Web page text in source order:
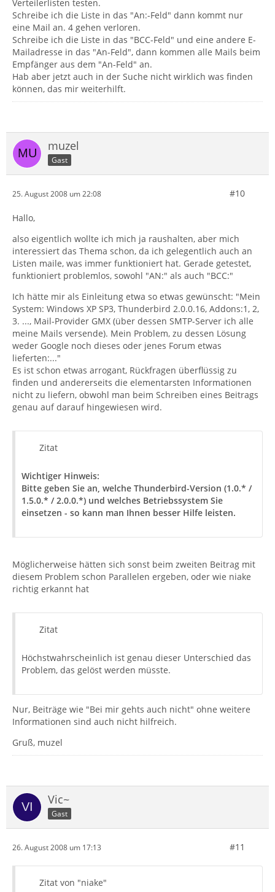
Verteilerlisten testen.
Schreibe ich die Liste in das "An:-Feld" dann kommt nur
eine Mail an. 4 gehen verloren.
Schreibe ich die Liste in das "BCC-Feld" und eine andere E-
Mailadresse in das "An-Feld", dann kommen alle Mails beim
Empfänger aus dem "An-Feld" an.
Hab aber jetzt auch in der Suche nicht wirklich was finden
können, das mir weiterhilft.
muzel
Gast
25. August 2008 um 22:08 #10
Hallo,
also eigentlich wollte ich mich ja raushalten, aber mich
interessiert das Thema schon, da ich gelegentlich auch an
Listen maile, was immer funktioniert hat. Gerade getestet,
funktioniert problemlos, sowohl "AN:" als auch "BCC:"
Ich hätte mir als Einleitung etwa so etwas gewünscht: "Mein
System: Windows XP SP3, Thunderbird 2.0.0.16, Addons:1, 2,
3. ..., Mail-Provider GMX (über dessen SMTP-Server ich alle
meine Mails versende). Mein Problem, zu dessen Lösung
weder Google noch dieses oder jenes Forum etwas
lieferten:..."
Es ist schon etwas arrogant, Rückfragen überflüssig zu
finden und andererseits die elementarsten Informationen
nicht zu liefern, obwohl man beim Schreiben eines Beitrags
genau auf darauf hingewiesen wird.
Zitat
Wichtiger Hinweis:
Bitte geben Sie an, welche Thunderbird-Version (1.0.* /
1.5.0.* / 2.0.0.*) und welches Betriebssystem Sie
einsetzen - so kann man Ihnen besser Hilfe leisten.
Möglicherweise hätten sich sonst beim zweiten Beitrag mit
diesem Problem schon Parallelen ergeben, oder wie niake
richtig erkannt hat
Zitat
Höchstwahrscheinlich ist genau dieser Unterschied das
Problem, das gelöst werden müsste.
Nur, Beiträge wie "Bei mir gehts auch nicht" ohne weitere
Informationen sind auch nicht hilfreich.
Gruß, muzel
Vic~
Gast
26. August 2008 um 17:13 #11
Zitat von "niake"